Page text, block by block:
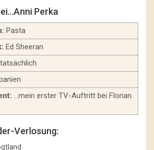
Perka
Pasta
Ed Sheeran
tatsächlich
…mein erster TV-Auftritt bei Florian
Verlosung: